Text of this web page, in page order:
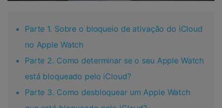
Parte 1. Sobre o bloqueio de ativação do iCloud
no Apple Watch
Parte 2. Como determinar se o seu Apple Watch
está bloqueado pelo iCloud?
Parte 3. Como desbloquear um Apple Watch